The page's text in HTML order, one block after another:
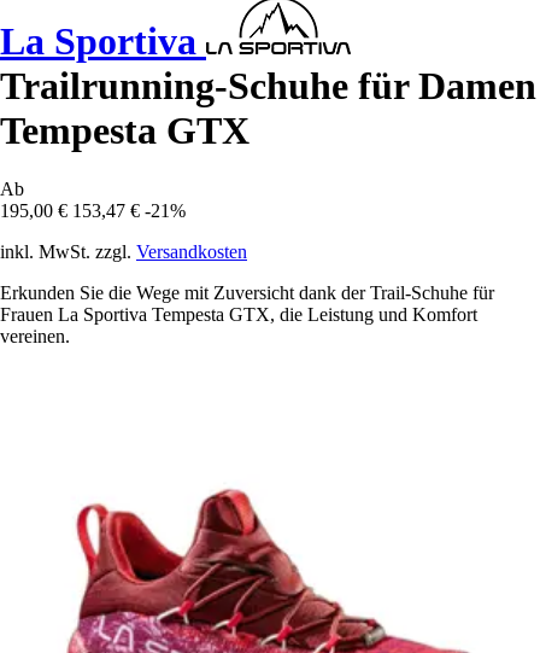
La Sportiva
Trailrunning-Schuhe für Damen
Tempesta GTX
Ab
195,00 € 153,47 € -21%
inkl. MwSt. zzgl. Versandkosten
Erkunden Sie die Wege mit Zuversicht dank der Trail-Schuhe für
Frauen La Sportiva Tempesta GTX, die Leistung und Komfort
vereinen.